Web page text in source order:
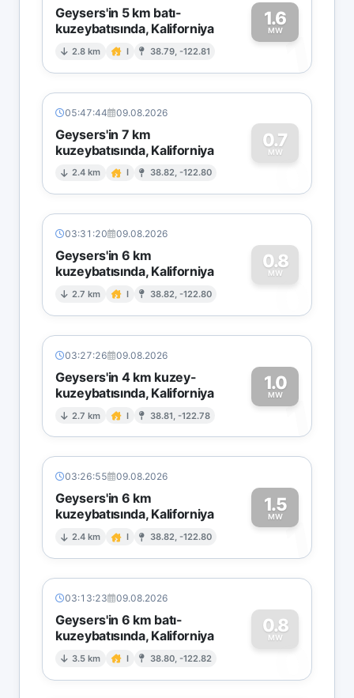
Geysers'in 5 km batı-
kuzeybatısında, Kaliforniya
2.8 km I 38.79, -122.81
1.6
MW1
05:47:44 09.08.2026
Geysers'in 7 km
kuzeybatısında, Kaliforniya
2.4 km I 38.82, -122.80
0.7
MW
0
03:31:20 09.08.2026
Geysers'in 6 km
kuzeybatısında, Kaliforniya
2.7 km I 38.82, -122.80
0.8
MW
0
03:27:26 09.08.2026
Geysers'in 4 km kuzey-
kuzeybatısında, Kaliforniya
2.7 km I 38.81, -122.78
1.0
MW1
03:26:55 09.08.2026
Geysers'in 6 km
kuzeybatısında, Kaliforniya
2.4 km I 38.82, -122.80
1.5
MW1
03:13:23 09.08.2026
Geysers'in 6 km batı-
kuzeybatısında, Kaliforniya
3.5 km I 38.80, -122.82
0.8
MW
0